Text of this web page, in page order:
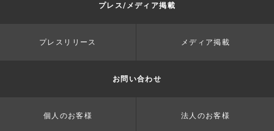
プレス/メディア掲載
プレスリリース メディア掲載
お問い合わせ
個人のお客様 法人のお客様